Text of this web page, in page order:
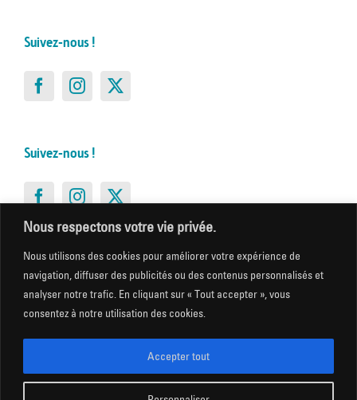
Nous respectons votre vie privée.
Nous utilisons des cookies pour améliorer votre expérience de
navigation, diffuser des publicités ou des contenus personnalisés et
analyser notre trafic. En cliquant sur « Tout accepter », vous
consentez à notre utilisation des cookies.
Accepter tout
Suivez-nous !
Suivez-nous !
Suivez-nous !
Suivez-nous !